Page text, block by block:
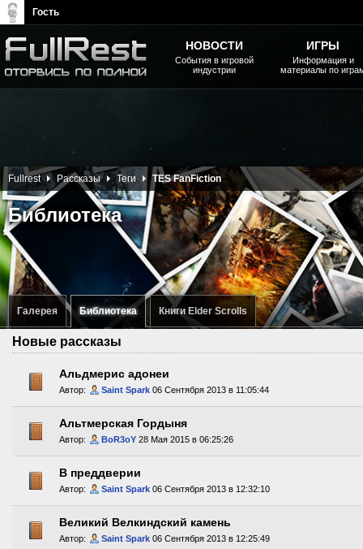
Галерея Библиотека Книги Elder Scrolls
Библиотека
Fullrest Рассказы Теги TES FanFiction
Новые рассказы
Альдмерис адонеи
Автор: Saint Spark 06 Сентября 2013 в 11:05:44
Альтмерская Гордыня
Автор: BoR3oY 28 Мая 2015 в 06:25:26
В преддверии
Автор: Saint Spark 06 Сентября 2013 в 12:32:10
Великий Велкиндский камень
Автор: Saint Spark 06 Сентября 2013 в 12:25:49
НОВОСТИ
События в игровой
индустрии
ИГРЫ
Информация и
материалы по
Гость